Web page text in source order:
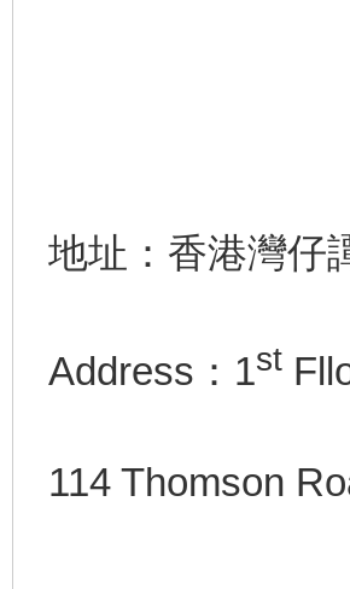
地址：香港灣仔
Address：1st
114 Thomson